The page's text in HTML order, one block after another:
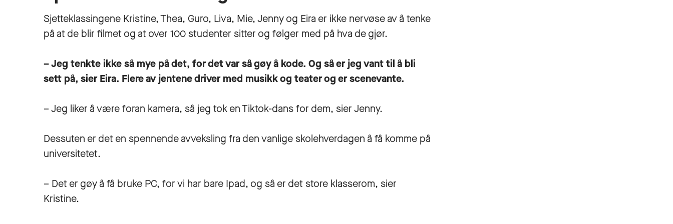
Sjetteklassingene Kristine, Thea, Guro, Liva, Mie, Jenny og Eira er ikke nervøse av å tenke
på at de blir filmet og at over 100 studenter sitter og følger med på hva de gjør.
– Jeg tenkte ikke så mye på det, for det var så gøy å kode. Og så er jeg vant til å bli
sett på, sier Eira. Flere av jentene driver med musikk og teater og er scenevante.
– Jeg liker å være foran kamera, så jeg tok en Tiktok-dans for dem, sier Jenny.
Dessuten er det en spennende avveksling fra den vanlige skolehverdagen å få komme på
universitetet.
– Det er gøy å få bruke PC, for vi har bare Ipad, og så er det store klasserom, sier
Kristine.